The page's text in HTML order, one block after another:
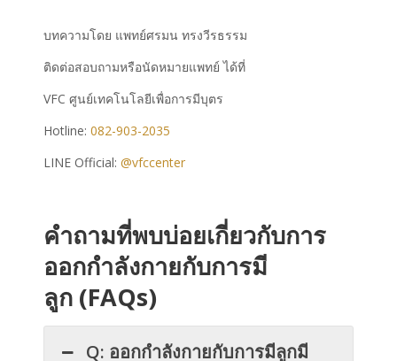
บทความโดย แพทย์ศรมน ทรงวีรธรรม
ติดต่อสอบถามหรือนัดหมายแพทย์ ได้ที่
VFC ศูนย์เทคโนโลยีเพื่อการมีบุตร
Hotline: 082-903-2035
LINE Official: @vfccenter
คำถามที่พบบ่อยเกี่ยวกับการ
ออกกำลังกายกับการมี
ลูก (FAQs)
Q: ออกกำลังกายกับการมีลูกมี